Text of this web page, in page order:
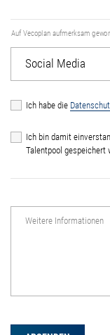
Auf Vecoplan aufmerksam
Ich habe die
Ich bin damit
Talentpool gespeichert
Weitere Informationen